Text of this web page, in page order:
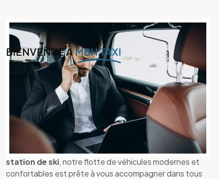
BIENVENUE ÀMBH TAXI
Bienvenue chez MBH TAXI : Votre
Service de Transport à Aix-les-Bains
et Environs
Chez MBH TAXI
, nous sommes fiers de vous offrir un
service de transportfiable etprofessionneldans la
Aix-les-Bains. Que vous ayez besoin d'un
transfert vers un aéroport
gare, ou même une
station de ski, notre flotte de véhicules modernes et
confortables est prête à vous accompagner dans tous